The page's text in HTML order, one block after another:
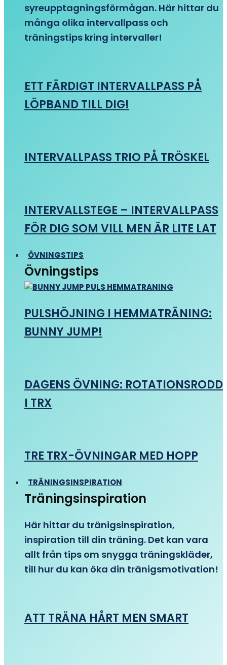
syreupptagningsförmågan. Här hittar du
många olika intervallpass och
träningstips kring intervaller!
ETT FÄRDIGT INTERVALLPASS PÅ
LÖPBAND TILL DIG!
INTERVALLPASS TRIO PÅ TRÖSKEL
INTERVALLSTEGE – INTERVALLPASS
FÖR DIG SOM VILL MEN ÄR LITE LAT
ÖVNINGSTIPS
Övningstips
PULSHÖJNING I HEMMATRÄNING:
BUNNY JUMP!
DAGENS ÖVNING: ROTATIONSRODD
I TRX
TRE TRX-ÖVNINGAR MED HOPP
TRÄNINGSINSPIRATION
Träningsinspiration
Här hittar du tränigsinspiration,
inspiration till din träning. Det kan vara
allt från tips om snygga träningskläder,
till hur du kan öka din tränigsmotivation!
ATT TRÄNA HÅRT MEN SMART